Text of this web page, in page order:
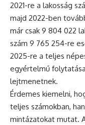
2021-re a lakosság
majd 2022-ben
már csak 9 804 022
szám 9 765 254-re
2025-re a teljes
egyértelmű
lejtmenetnek.
Érdemes kiemelni,
teljes számokban,
mintázatokat mutat.